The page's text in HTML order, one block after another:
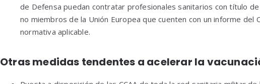
de Defensa puedan contratar profesionales sanitarios con título
no miembros de la Unión Europea que cuenten con un informe del
normativa aplicable.
Otras medidas tendentes a acelerar la